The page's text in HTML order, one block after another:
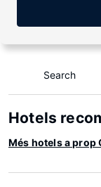
Search
Hotels
Més hotels a prop